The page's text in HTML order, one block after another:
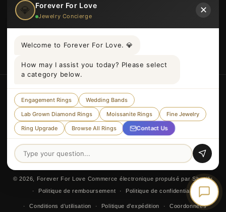
politique de confidentialité
Coordonnées
Pays/région
Royaume-Uni | GBP £ Français
Moyens
de
paiement
© 2026, Forever For Love Commerce électronique propulsé par Shopify
Politique de remboursement
Politique de confidentialité
Conditions d’utilisation Politique d’expédition Coordonnées
💎 Forever For Love
Jewelry Concierge
✕
Welcome to Forever For Love. 💎
How may I assist you today? Please select
a category below.
Engagement Rings
Wedding Bands
Lab Grown Diamond Rings
Moissanite Rings
Fine Jewelry
Ring Upgrade
Browse All Rings Contact Us